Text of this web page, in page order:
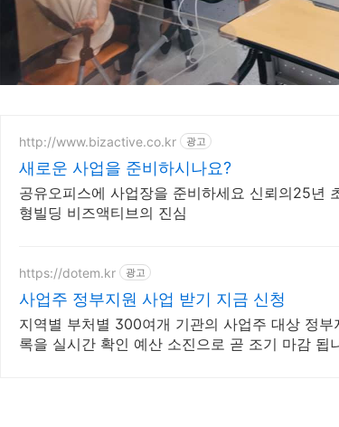
http://www.bizactive.co.kr 광고
새로운 사업을 준비하시나요?
공유오피스에 사업장을 준비하세요 신뢰의25년
형빌딩 비즈액티브의 진심
https://dotem.kr 광고
사업주 정부지원 사업 받기 지금 신청
지역별 부처별 300여개 기관의 사업주 대상 정부
록을 실시간 확인 예산 소진으로 곧 조기 마감 됩